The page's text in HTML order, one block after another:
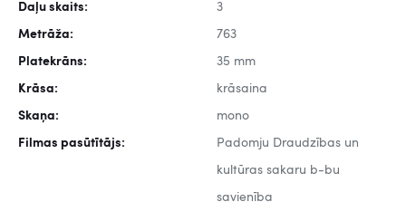
Daļu skaits: 3
Metrāža: 763
Platekrāns: 35 mm
Krāsa: krāsaina
Skaņa: mono
Filmas pasūtītājs: Padomju Draudzības un
kultūras sakaru b-bu
savienība